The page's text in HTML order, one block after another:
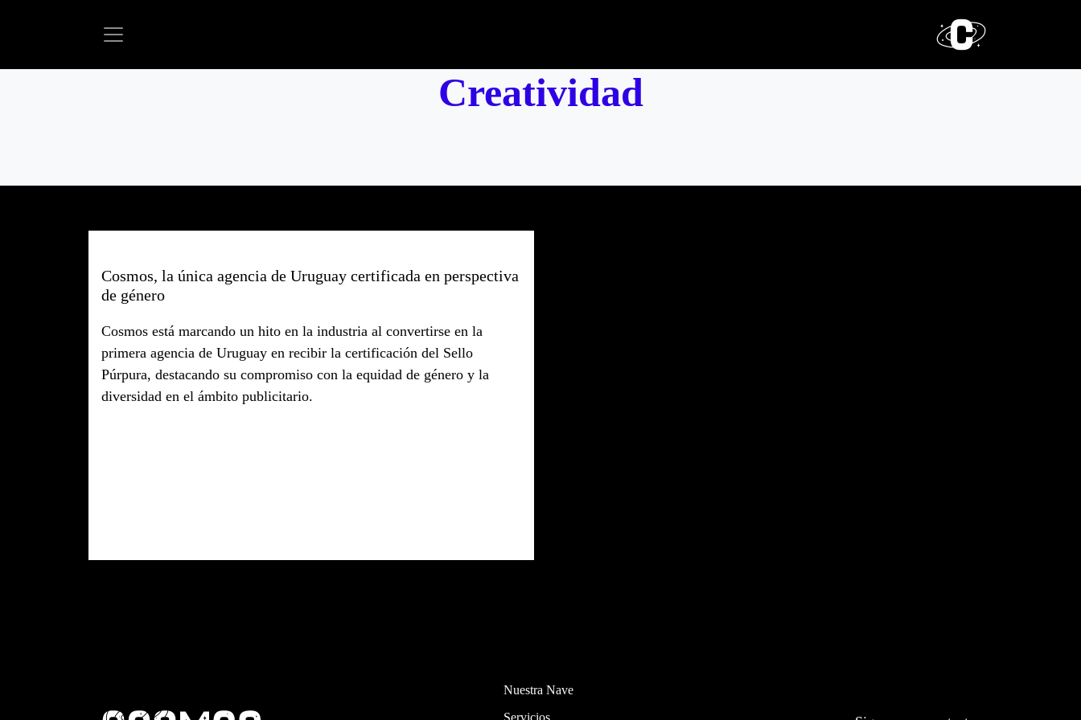
Creatividad
Cosmos, la única agencia de Uruguay certificada en perspectiva
de género
Cosmos está marcando un hito en la industria al convertirse en la
primera agencia de Uruguay en recibir la certificación del Sello
Púrpura, destacando su compromiso con la equidad de género y la
diversidad en el ámbito publicitario.
Nuestra Nave
Servicios